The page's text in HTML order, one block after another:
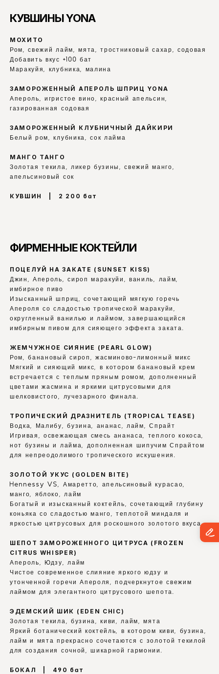
КУВШИНЫ YONA
МОХИТО
Ром, свежий лайм, мята, тростниковый сахар, содовая
Добавить вкус +100 бат
Маракуйя, клубника, малина
ЗАМОРОЖЕННЫЙ АПЕРОЛЬ ШПРИЦ YONA
Апероль, игристое вино, красный апельсин,
газированная содовая
ЗАМОРОЖЕННЫЙ КЛУБНИЧНЫЙ ДАЙКИРИ
Белый ром, клубника, сок лайма
МАНГО ТАНГО
Золотая текила, ликер бузины, свежий манго,
апельсиновый сок
КУВШИН   |   2 200 бат
ФИРМЕННЫЕ КОКТЕЙЛИ
ПОЦЕЛУЙ НА ЗАКАТЕ (SUNSET KISS)
Джин, Апероль, сироп маракуйи, ваниль, лайм,
имбирное пиво
Изысканный шприц, сочетающий мягкую горечь
Апероля со сладостью тропической маракуйи,
округленный ванилью и лаймом, завершающийся
имбирным пивом для сияющего эффекта заката.
ЖЕМЧУЖНОЕ СИЯНИЕ (PEARL GLOW)
Ром, банановый сироп, жасминово-лимонный микс
Мягкий и сияющий микс, в котором банановый крем
встречается с теплым пряным ромом, дополненный
цветами жасмина и яркими цитрусовыми для
шелковистого, лучезарного финала.
ТРОПИЧЕСКИЙ ДРАЗНИТЕЛЬ (TROPICAL TEASE)
Водка, Малибу, бузина, ананас, лайм, Спрайт
Игривая, освежающая смесь ананаса, теплого кокоса,
нот бузины и лайма, дополненная шипучим Спрайтом
для непреодолимого тропического искушения.
ЗОЛОТОЙ УКУС (GOLDEN BITE)
Hennessy VS, Амаретто, апельсиновый курасао,
манго, яблоко, лайм
Богатый и изысканный коктейль, сочетающий глубину
коньяка со сладостью манго, теплотой миндаля и
яркостью цитрусовых для роскошного золотого вкуса.
ШЕПОТ ЗАМОРОЖЕННОГО ЦИТРУСА (FROZEN
CITRUS WHISPER)
Апероль, Юдзу, лайм
Чистое современное слияние яркого юдзу и
утонченной горечи Апероля, подчеркнутое свежим
лаймом для элегантного цитрусового шепота.
ЭДЕМСКИЙ ШИК (EDEN CHIC)
Золотая текила, бузина, киви, лайм, мята
Яркий ботанический коктейль, в котором киви, бузина,
лайм и мята прекрасно сочетаются с золотой текилой
для создания сочной, шикарной гармонии.
БОКАЛ   |   490 бат